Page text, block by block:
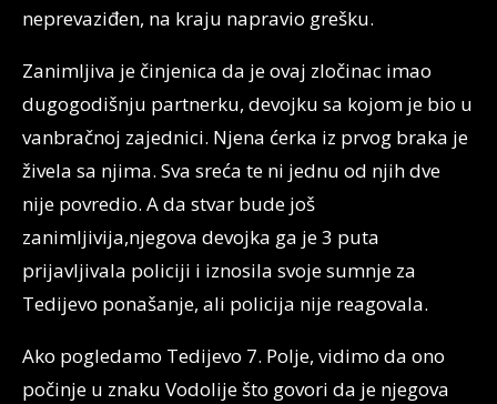
neprevaziđen, na kraju napravio grešku.
Zanimljiva je činjenica da je ovaj zločinac imao
dugogodišnju partnerku, devojku sa kojom je bio u
vanbračnoj zajednici. Njena ćerka iz prvog braka je
živela sa njima. Sva sreća te ni jednu od njih dve
nije povredio. A da stvar bude još
zanimljivija,njegova devojka ga je 3 puta
prijavljivala policiji i iznosila svoje sumnje za
Tedijevo ponašanje, ali policija nije reagovala.
Ako pogledamo Tedijevo 7. Polje, vidimo da ono
počinje u znaku Vodolije što govori da je njegova